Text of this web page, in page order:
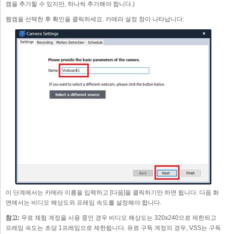
캠을 추가할 수 있지만, 하나씩 추가해야 합니다.)
웹캠을 선택한 후 확인을 클릭하세요. 카메라 설정 창이 나타납니다:
이 단계에서는 카메라 이름을 입력하고 [다음]을 클릭하기만 하면 됩니다. 다음 화
면에서는 비디오 해상도와 프레임 속도를 설정해야 합니다.
참고: 무료 체험 계정을 사용 중인 경우 비디오 해상도는 320x240으로 제한되고
프레임 속도는 초당 1프레임으로 제한됩니다. 유료 구독 계정의 경우, VSS는 구독